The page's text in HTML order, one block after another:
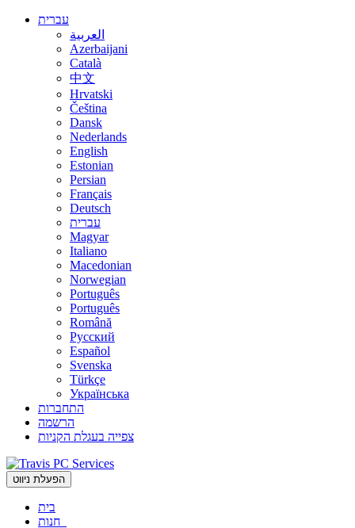
עברית
العربية
Azerbaijani
Català
中文
Hrvatski
Čeština
Dansk
Nederlands
English
Estonian
Persian
Français
Deutsch
עברית
Magyar
Italiano
Macedonian
Norwegian
Português
Português
Română
Русский
Español
Svenska
Türkçe
Українська
התחברות
הרשמה
צפייה בעגלת הקניות
הפעלת ניווט
בית